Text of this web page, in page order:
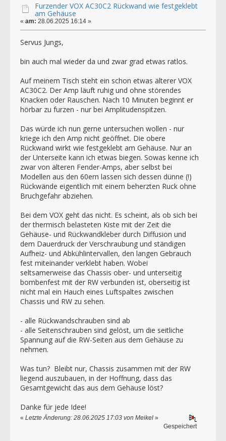
Furzender VOX AC30C2 Rückwand wie festgeklebt
am Gehäuse
« am: 28.06.2025 16:14 »
Servus Jungs,
bin auch mal wieder da und zwar grad etwas ratlos.
Auf meinem Tisch steht ein schon etwas älterer VOX
AC30C2. Der Amp läuft ruhig und ohne störendes
Knacken oder Rauschen. Nach 10 Minuten beginnt er
hörbar zu furzen - nur bei Amplitudenspitzen.
Das würde ich nun gerne untersuchen wollen - nur
kriege ich den Amp nicht geöffnet. Die obere
Rückwand wirkt wie festgeklebt am Gehäuse. Nur an
der Unterseite kann ich etwas biegen. Sowas kenne ich
zwar von älteren Fender-Amps, aber selbst bei
Modellen aus den 60ern lassen sich dessen dünne (!)
Rückwände eigentlich mit einem beherzten Ruck ohne
Bruchgefahr abziehen.
Bei dem VOX geht das nicht. Es scheint, als ob sich bei
der thermisch belasteten Kiste mit der Zeit die
Gehäuse- und Rückwandkleber durch Diffusion und
dem Dauerdruck der Verschraubung und ständigen
Aufheiz- und Abkühlintervallen, den langen Gebrauch
fest miteinander verklebt haben. Wobei
seltsamerweise das Chassis ober- und unterseitig
bombenfest mit der RW verbunden ist, oberseitig ist
nicht mal ein Hauch eines Luftspaltes zwischen
Chassis und RW zu sehen.
- alle Rückwandschrauben sind ab
- alle Seitenschrauben sind gelöst, um die seitliche
Spannung auf die RW-Seiten aus dem Gehäuse zu
nehmen.
Was tun? Bleibt nur, Chassis zusammen mit der RW
liegend auszubauen, in der Hoffnung, dass das
Gesamtgewicht das aus dem Gehäuse löst?
Danke für jede Idee!
« Letzte Änderung: 28.06.2025 17:03 von Meikel »
Gespeichert